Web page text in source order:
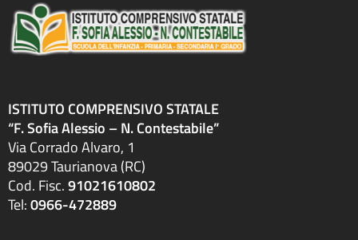
ISTITUTO COMPRENSIVO STATALE
“F. Sofia Alessio – N. Contestabile”
Via Corrado Alvaro, 1
89029 Taurianova (RC)
Cod. Fisc.91021610802
Tel:0966-472889